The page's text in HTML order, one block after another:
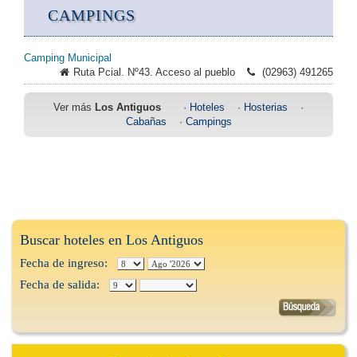
CAMPINGS
Camping Municipal
Ruta Pcial. Nº43. Acceso al pueblo
(02963) 491265
Ver más Los Antiguos · Hoteles · Hosterias ·
Cabañas · Campings
Buscar hoteles en Los Antiguos
Fecha de ingreso:
Fecha de salida: